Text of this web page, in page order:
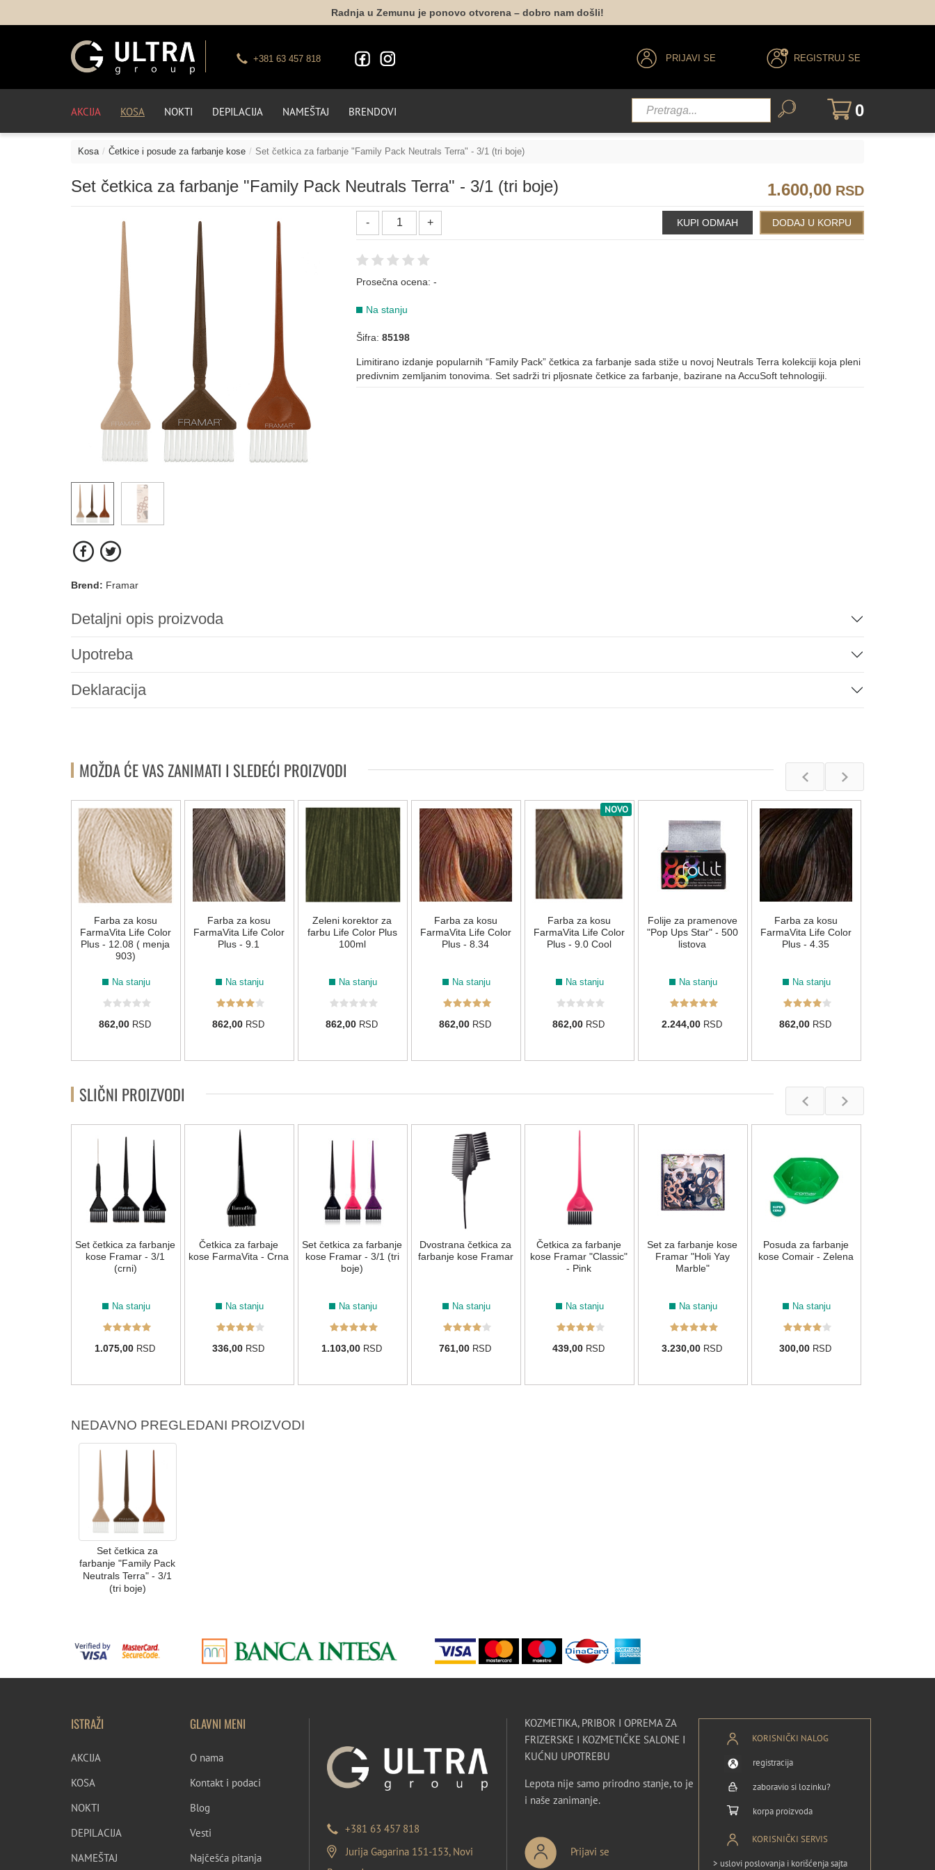
Radnja u Zemunu je ponovo otvorena – dobro nam došli!
+381 63 457 818 PRIJAVI SE REGISTRUJ SE
AKCIJA KOSA NOKTI DEPILACIJA NAMEŠTAJ BRENDOVI 0
Kosa Četkice i posude za farbanje kose Set četkica za farbanje "Family Pack Neutrals Terra" - 3/1 (tri boje)
Set četkica za farbanje "Family Pack Neutrals Terra" - 3/1 (tri boje) 1.600,00 RSD
Prosečna ocena:-
Na stanju
Šifra:85198
Limitirano izdanje popularnih “Family Pack” četkica za farbanje sada stiže u novoj Neutrals Terra kolekciji koja pleni
predivnim zemljanim tonovima. Set sadrži tri pljosnate četkice za farbanje, bazirane na AccuSoft tehnologiji.
Brend: Framar
Detaljni opis proizvoda
Upotreba
Deklaracija
MOŽDA ĆE VAS ZANIMATI I SLEDEĆI PROIZVODI
Farba za kosu
FarmaVita Life Color
Plus - 12.08 ( menja
903)
Na stanju
862,00 RSD
Farba za kosu
FarmaVita Life Color
Plus - 9.1
Na stanju
862,00 RSD
Zeleni korektor za
farbu Life Color Plus
100ml
Na stanju
862,00 RSD
Farba za kosu
FarmaVita Life Color
Plus - 8.34
Na stanju
862,00 RSD
NOVO
Farba za kosu
FarmaVita Life Color
Plus - 9.0 Cool
Na stanju
862,00 RSD
Folije za pramenove
"Pop Ups Star" - 500
listova
Na stanju
2.244,00 RSD
Farba za kosu
FarmaVita Life Color
Plus - 4.35
Na stanju
862,00 RSD
SLIČNI PROIZVODI
Set četkica za farbanje
kose Framar - 3/1
(crni)
Na stanju
1.075,00 RSD
Četkica za farbaje
kose FarmaVita - Crna
Na stanju
336,00 RSD
Set četkica za farbanje
kose Framar - 3/1 (tri
boje)
Na stanju
1.103,00 RSD
Dvostrana četkica za
farbanje kose Framar
Na stanju
761,00 RSD
Četkica za farbanje
kose Framar "Classic"
- Pink
Na stanju
439,00 RSD
Set za farbanje kose
Framar "Holi Yay
Marble"
Na stanju
3.230,00 RSD
Posuda za farbanje
kose Comair - Zelena
Na stanju
300,00 RSD
NEDAVNO PREGLEDANI PROIZVODI
Set četkica za
farbanje "Family Pack
Neutrals Terra" - 3/1
(tri boje)
ISTRAŽI
AKCIJA
KOSA
NOKTI
DEPILACIJA
NAMEŠTAJ
GLAVNI MENI
O nama
Kontakt i podaci
Blog
Vesti
Najčešća pitanja
+381 63 457 818
Jurija Gagarina 151-153, Novi
KOZMETIKA, PRIBOR I OPREMA ZA
FRIZERSKE I KOZMETIČKE SALONE I
KUĆNU UPOTREBU
Lepota nije samo prirodno stanje, to je
i naše zanimanje.
Prijavi se
KORISNIČKI NALOG
registracija
zaboravio si lozinku?
korpa proizvoda
KORISNIČKI SERVIS
> uslovi poslovanja i korišćenja sajta